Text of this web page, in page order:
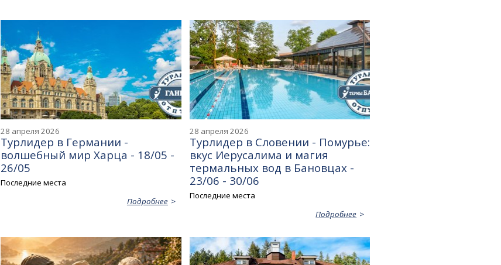
28 апреля 2026
Турлидер в Германии -
волшебный мир Харца - 18/05 -
26/05
Последние места
Подробнее
28 апреля 2026
Турлидер в Словении - Помурье:
вкус Иерусалима и магия
термальных вод в Бановцах -
23/06 - 30/06
Последние места
Подробнее